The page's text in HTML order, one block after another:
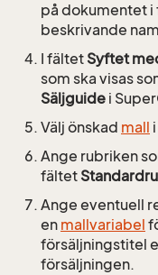
på dokumentet
beskrivande
I fältet Syftet
som ska visas
Säljguide i
Välj önskad mall
Ange rubriken
fältet
Ange eventuell
en mallvariabel
försäljningstitel
försäljningen.